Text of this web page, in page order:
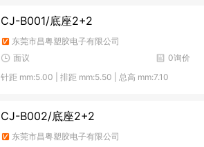
CJ-B001/底座2+2
东莞市昌粤塑胶电子有限公司
0询价
面议
针距 mm:5.00 | 排距 mm:5.50 | 总高 mm:7.10
CJ-B002/底座2+2
东莞市昌粤塑胶电子有限公司